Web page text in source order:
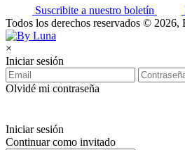
Suscribite a nuestro boletín
Todos los derechos reservados © 2026,
×
Iniciar sesión
Olvidé mi contraseña
Iniciar sesión
Continuar como invitado